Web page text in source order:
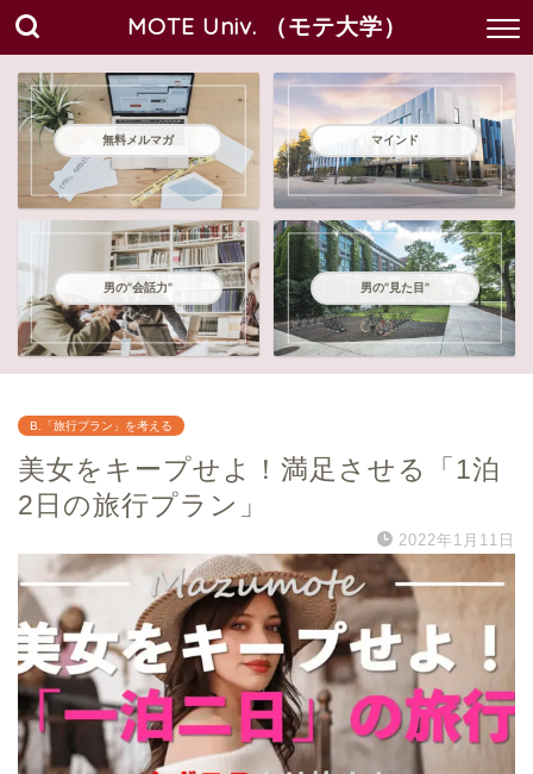
MOTE Univ. （モテ大学）
無料メルマガ マインド
男の"会話力" 男の"見た目"
B.「旅行プラン」を考える
美女をキープせよ！満足させる「1泊
2日の旅行プラン」
2022年1月11日